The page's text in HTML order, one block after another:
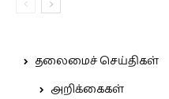
தலைமைச் செய்திகள்
அறிக்கைகள்